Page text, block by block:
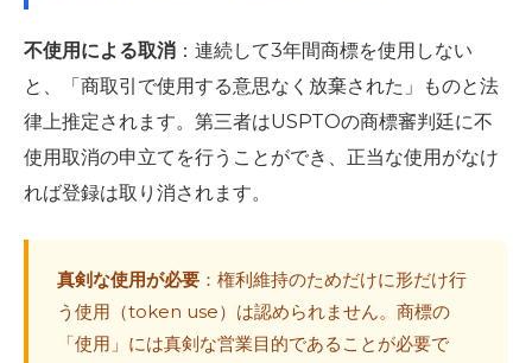
不使用による取消 ：連続して3年間商標を使用しない
と、「商取引で使用する意思なく放棄された」ものと法
律上推定されます。第三者はUSPTOの商標審判廷に不
使用取消の申立てを行うことができ、正当な使用がなけ
れば登録は取り消されます。
真剣な使用が必要 ：権利維持のためだけに形だけ行
う使用（token use）は認められません。商標の
「使用」には真剣な営業目的であることが必要で